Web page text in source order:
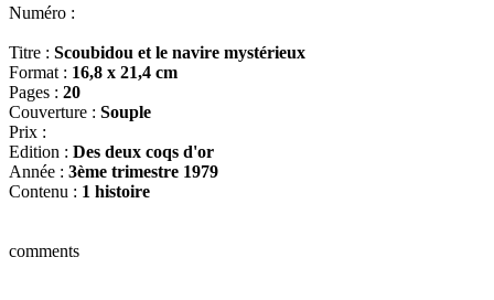
Numéro :
Titre : Scoubidou et le navire mystérieux
Format : 16,8 x 21,4 cm
Pages : 20
Couverture : Souple
Prix :
Edition : Des deux coqs d'or
Année : 3ème trimestre 1979
Contenu : 1 histoire
comments